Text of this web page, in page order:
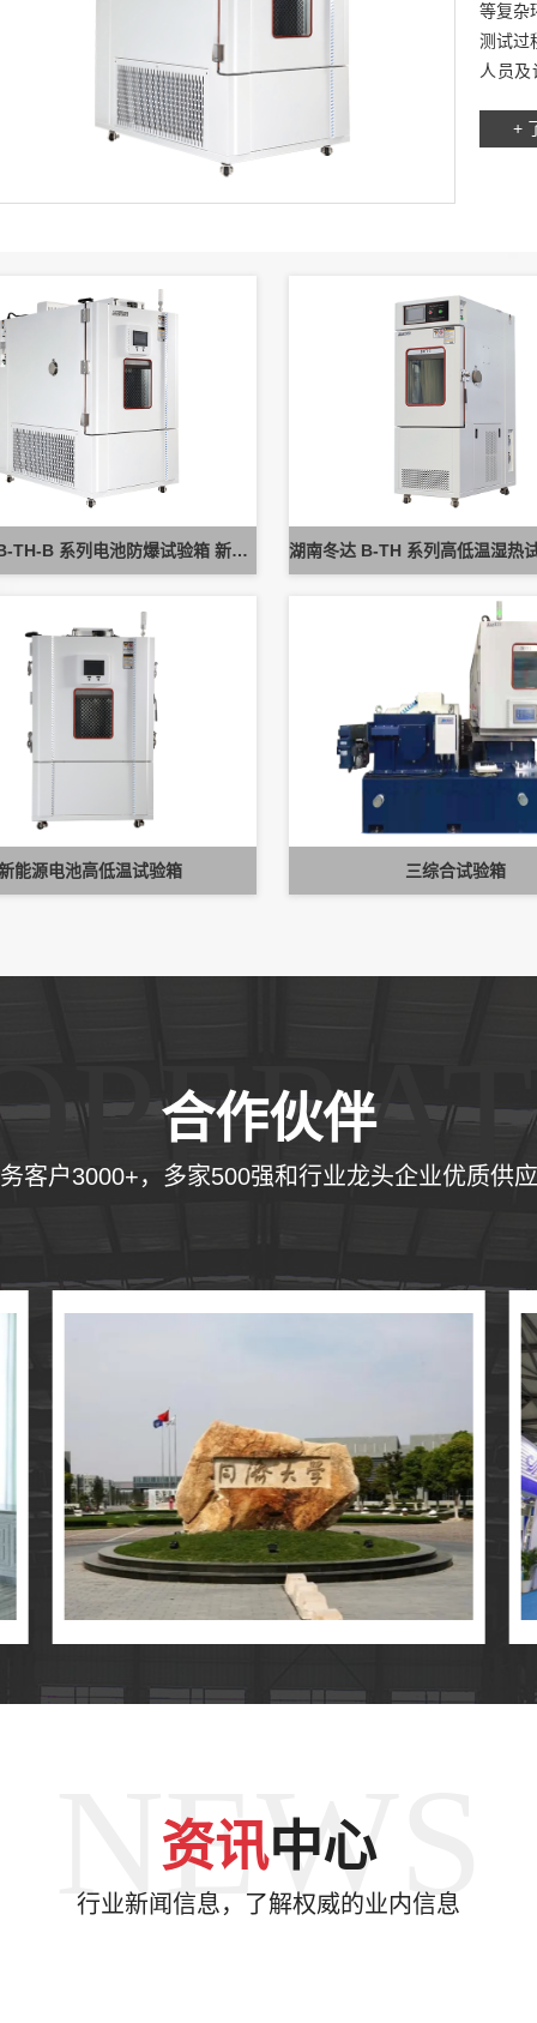
等复杂
测试过
人员
+
湖南冬达 B-TH-B 系列电池防爆试验箱 新能源电池高低温防爆测试设备
能源电池高低温试验箱 三综合试验箱
合作伙伴
客户3000+，多家500强和行业龙头企业优质供
NEWS
资讯中心
行业新闻信息，了解权威的业内信息